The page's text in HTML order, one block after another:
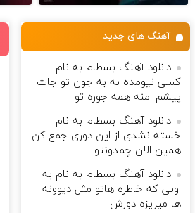
آهنگ های جدید
دانلود آهنگ بسطام به نام
کسی نیومده نه به جون تو جات
پیشم امنه همه جوره تو
دانلود آهنگ بسطام به نام
خسته نشدی از این دوری جمع کن
همین الان چمدونتو
دانلود آهنگ بسطام به نام به
اونی که خاطره هاتو مثل دیوونه
ها میریزه دورش